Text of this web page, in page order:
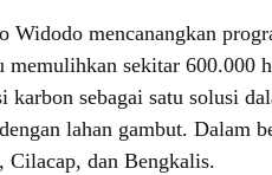
Widodo mencanangkan
sekitar 600.000
sebagai satu solusi
lahan gambut. Dalam
Cilacap, dan Bengkalis.